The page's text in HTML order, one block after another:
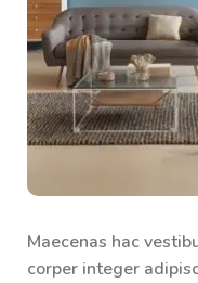
Maecenas hac
corper integer